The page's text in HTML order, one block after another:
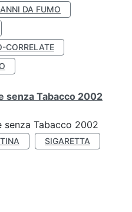
DA FUMO
CORRELATE
senza Tabacco 2002
senza Tabacco 2002
SIGARETTA